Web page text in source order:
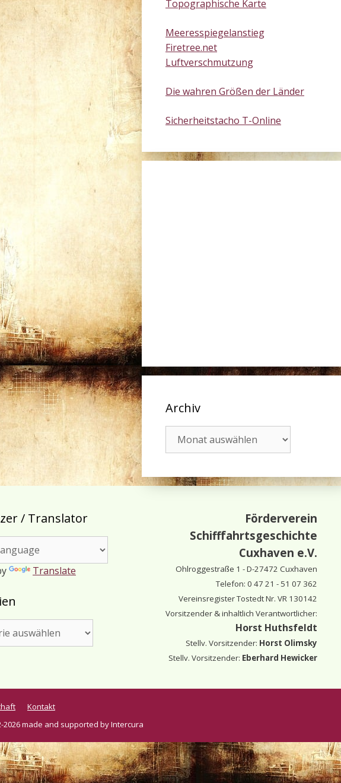
Topographische Karte
Meeresspiegelanstieg
Firetree.net
Luftverschmutzung
Die wahren Größen der Länder
Sicherheitstacho T-Online
Archiv
/ Translator
Translate
Förderverein
Schifffahrtsgeschichte
Cuxhaven e.V.
Ohlroggestraße 1 - D-27472 Cuxhaven
Telefon: 0 47 21 - 51 07 362
Vereinsregister Tostedt Nr. VR 130142
Vorsitzender & inhaltlich Verantwortlicher:
Horst Huthsfeldt
Stellv. Vorsitzender: Horst Olimsky
Stellv. Vorsitzender: Eberhard Hewicker
Kontakt
2026 made and supported by Intercura